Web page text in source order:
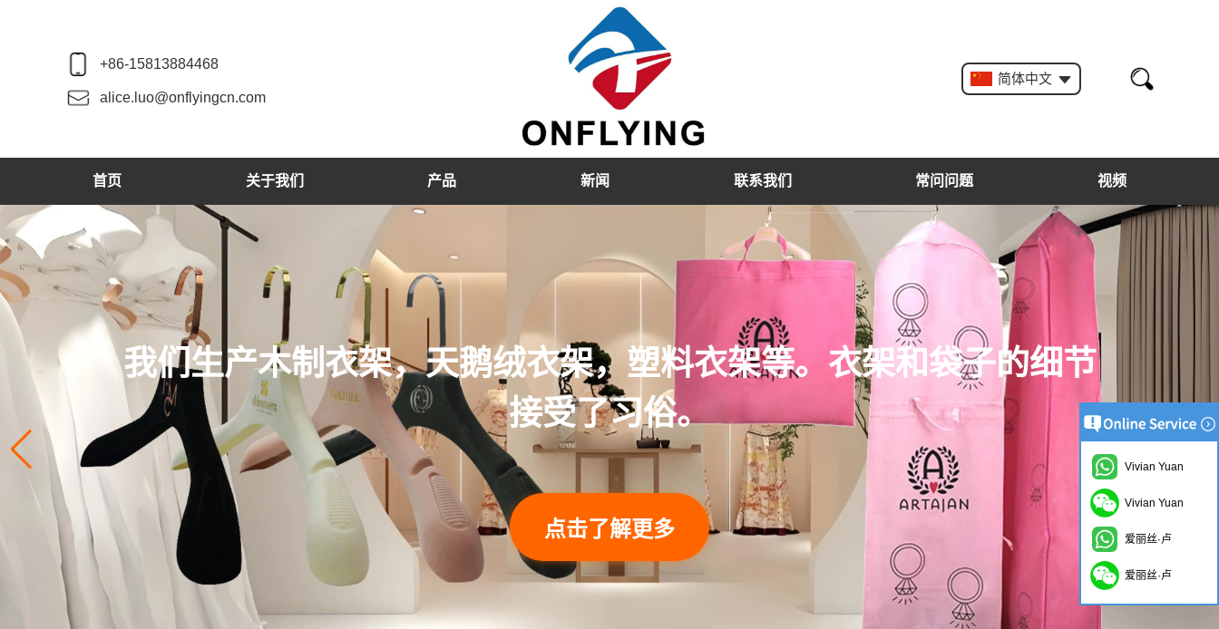
+86-15813884468
alice.luo@onflyingcn.com
简体中文
首页 关于我们 产品 新闻 联系我们 常问问题 视频
我们生产木制衣架，天鹅绒衣架，塑料衣架等。衣架和袋子的细节
接受了习俗。
点击了解更多
Vivian Yuan
Vivian Yuan
爱丽丝·卢
爱丽丝·卢